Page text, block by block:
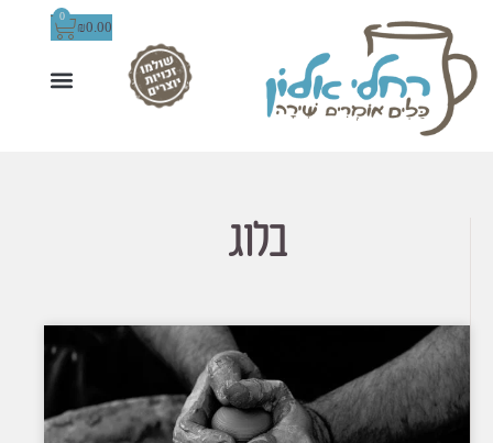
₪0.00
0
בלוג